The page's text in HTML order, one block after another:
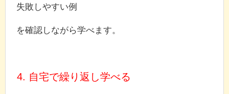
失敗しやすい例
を確認しながら学べます。
4. 自宅で繰り返し学べる